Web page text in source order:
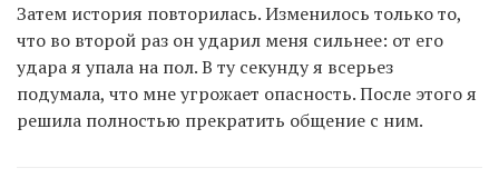
Затем история повторилась. Изменилось только то,
что во второй раз он ударил меня сильнее: от его
удара я упала на пол. В ту секунду я всерьез
подумала, что мне угрожает опасность. После этого я
решила полностью прекратить общение с ним.